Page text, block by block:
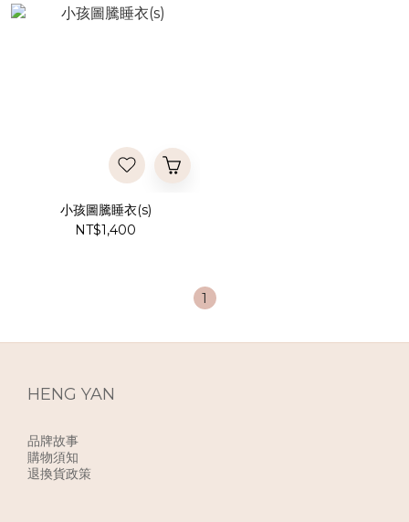
小孩圖騰睡衣(s)
NT$1,400
1
HENG YAN
品牌故事
購物須知
退換貨政策